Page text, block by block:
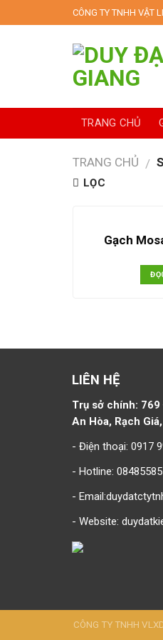
to
CÔNG TY TNHH VẬT
TRANG CHỦ
TRANG CHỦ /
LỌC
Gạch
LIÊN HỆ
Trụ sở chính:
An Hòa, Rạch
- Điện thoại: 0917
- Hotline:
-
- Website:
CÔNG TY TNHH